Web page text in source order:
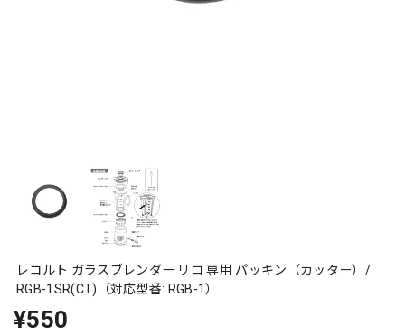
レコルト ガラスブレンダー リコ 専用 パッキン（カッター）/
RGB-1SR(CT)（対応型番: RGB-1）
¥550